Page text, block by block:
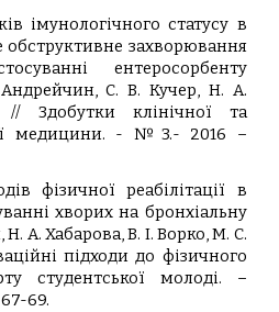
імунологічного статусу в
обструктивне захворювання
ентеросорбенту
Андрейчин, С. В. Кучер , Н. А.
Здобутки клінічної та
медицини. - №3.- 2016 –
фізичної реабілітації в
хворих на бронхіальну
, Н. А. Хабарова, В. І. Ворко,М. С.
підходи до фізичного
студентської молоді. –
69.